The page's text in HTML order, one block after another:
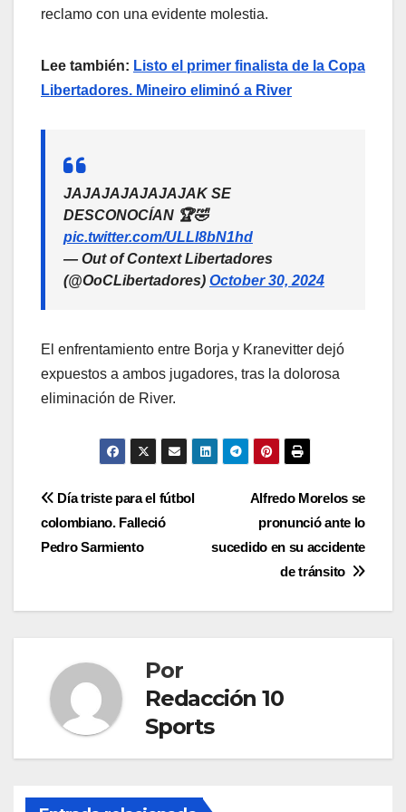
reclamo con una evidente molestia.
Lee también: Listo el primer finalista de la Copa
Libertadores. Mineiro eliminó a River
JAJAJAJAJAJAJAK SE
DESCONOCÍAN 🏆🤣
pic.twitter.com/ULLI8bN1hd
— Out of Context Libertadores
(@OoCLibertadores) October 30, 2024
El enfrentamiento entre Borja y Kranevitter dejó
expuestos a ambos jugadores, tras la dolorosa
eliminación de River.
Alfredo Morelos se
pronunció ante lo
sucedido en su accidente
de tránsito
Día triste para el fútbol
colombiano. Falleció
Pedro Sarmiento
Por
Redacción 10
Sports